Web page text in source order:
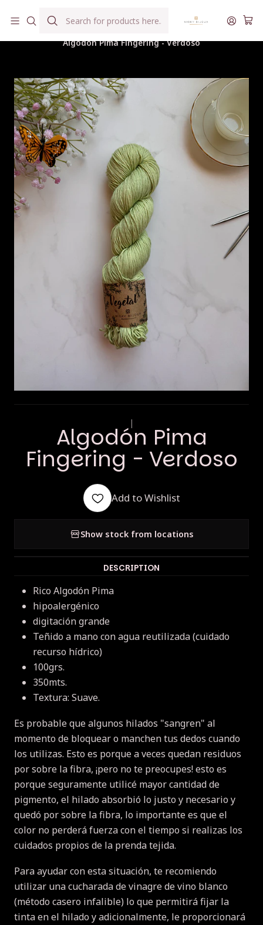
Algodón Pima Fingering - Verdoso
|
Algodón Pima
Fingering - Verdoso
Add to Wishlist
Show stock from locations
DESCRIPTION
Rico Algodón Pima
hipoalergénico
digitación grande
Teñido a mano con agua reutilizada (cuidado
recurso hídrico)
100grs.
350mts.
Textura: Suave.
Es probable que algunos hilados "sangren" al
momento de bloquear o manchen tus dedos cuando
los utilizas. Esto es porque a veces quedan residuos
por sobre la fibra, ¡pero no te preocupes!esto es
porque seguramente utilicé mayor cantidad de
pigmento, el hilado absorbió lo justo y necesario y
quedó por sobre la fibra, lo importante es que el
color no perderá fuerza con el tiempo si realizas los
cuidados propios de la prenda tejida.
Para ayudar con esta situación, te recomiendo
utilizar una cucharada de vinagre de vino blanco
(método casero infalible) lo que permitirá fijar la
tinta en el hilado y adicionalmente, le proporcionará